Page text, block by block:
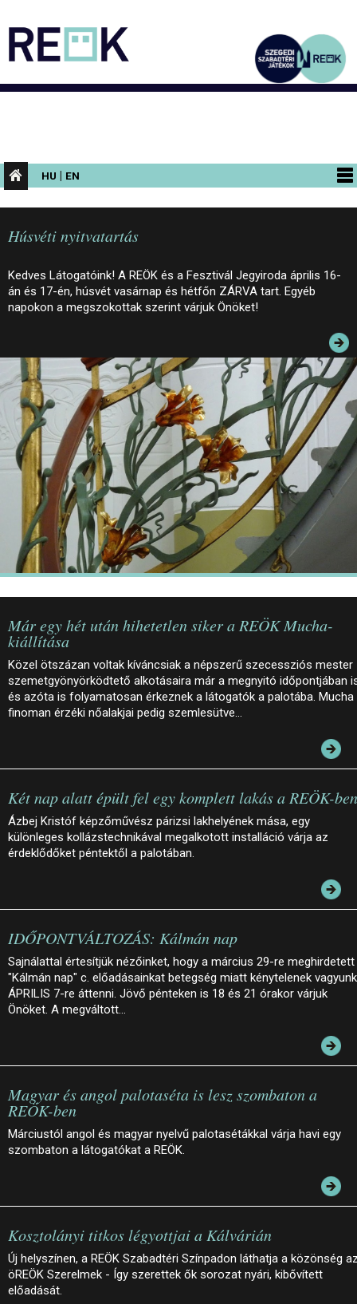
HU | EN
PROGRAMOK
KIÁLLÍTÁSOK
AZ ÉPÜLET
INFORMÁCIÓK
JEGYEK
ELÉRHETŐSÉG
PALOTASÉTÁK ÉS VEZETÉSEK
KÖZÉRDEKŰ ADATOK
Húsvéti nyitvatartás
Kedves Látogatóink! A REÖK és a Fesztivál Jegyiroda április 16-
án és 17-én, húsvét vasárnap és hétfőn ZÁRVA tart. Egyéb
napokon a megszokottak szerint várjuk Önöket!
Már egy hét után hihetetlen siker a REÖK Mucha-
kiállítása
Közel ötszázan voltak kíváncsiak a népszerű szecessziós mester
szemetgyönyörködtető alkotásaira már a megnyitó időpontjában
és azóta is folyamatosan érkeznek a látogatók a palotába. Mucha
finoman érzéki nőalakjai pedig szemlesütve…
Két nap alatt épült fel egy komplett lakás a REÖK-ben
Ázbej Kristóf képzőművész párizsi lakhelyének mása, egy
különleges kollázstechnikával megalkotott installáció várja az
érdeklődőket péntektől a palotában.
IDŐPONTVÁLTOZÁS: Kálmán nap
Sajnálattal értesítjük nézőinket, hogy a március 29-re meghirdetett
"Kálmán nap" c. előadásainkat betegség miatt kénytelenek vagyunk
ÁPRILIS 7-re áttenni. Jövő pénteken is 18 és 21 órakor várjuk
Önöket. A megváltott…
Magyar és angol palotaséta is lesz szombaton a
REÖK-ben
Márciustól angol és magyar nyelvű palotasétákkal várja havi egy
szombaton a látogatókat a REÖK.
Kosztolányi titkos légyottjai a Kálvárián
Új helyszínen, a REÖK Szabadtéri Színpadon láthatja a közönség
öREÖK Szerelmek - Így szerettek ők sorozat nyári, kibővített
előadását.